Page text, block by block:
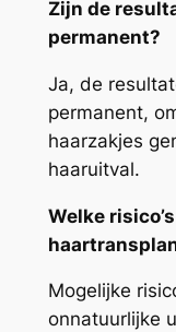
Zijn de
permanent?
Ja, de
permanent,
haarzakjes
haaruitval.
Welke
Mogelijke
onnatuurlijke